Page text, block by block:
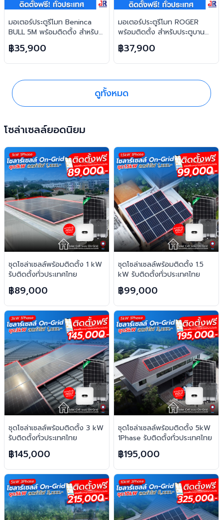
มอเตอร์ประตูรีโมท Beninca
BULL 5M พร้อมติดตั้ง สำหรับ
ประตูบานเลื่อน (2ตอน)
฿35,900
มอเตอร์ประตูรีโมท ROGER
พร้อมติดตั้ง สำหรับประตูบาน
เลื่อน
฿37,900
ดูทั้งหมด
โซล่าเซลล์ยอดนิยม
ชุดโซล่าเซลล์พร้อมติดตั้ง 1 kW
รับติดตั้งทั่วประเทศไทย
฿89,000
ชุดโซล่าเซลล์พร้อมติดตั้ง 1.5
kW รับติดตั้งทั่วประเทศไทย
฿99,000
ชุดโซล่าเซลล์พร้อมติดตั้ง 3 kW
รับติดตั้งทั่วประเทศไทย
฿145,000
ชุดโซล่าเซลล์พร้อมติดตั้ง 5kW
1Phase รับติดตั้งทั่วประเทศไทย
฿195,000